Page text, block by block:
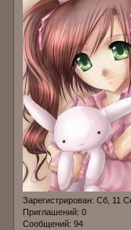
Зарегистрирован: Сб, 11
Приглашений: 0
Сообщений: 94